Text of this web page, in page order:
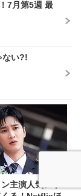
7月第5週 最
ない?!
主演人気シリ